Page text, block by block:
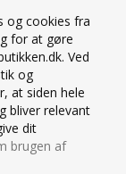
og cookies fra
for at gøre
Ved
og
at siden hele
bliver relevant
dit
brugen af
på
for at